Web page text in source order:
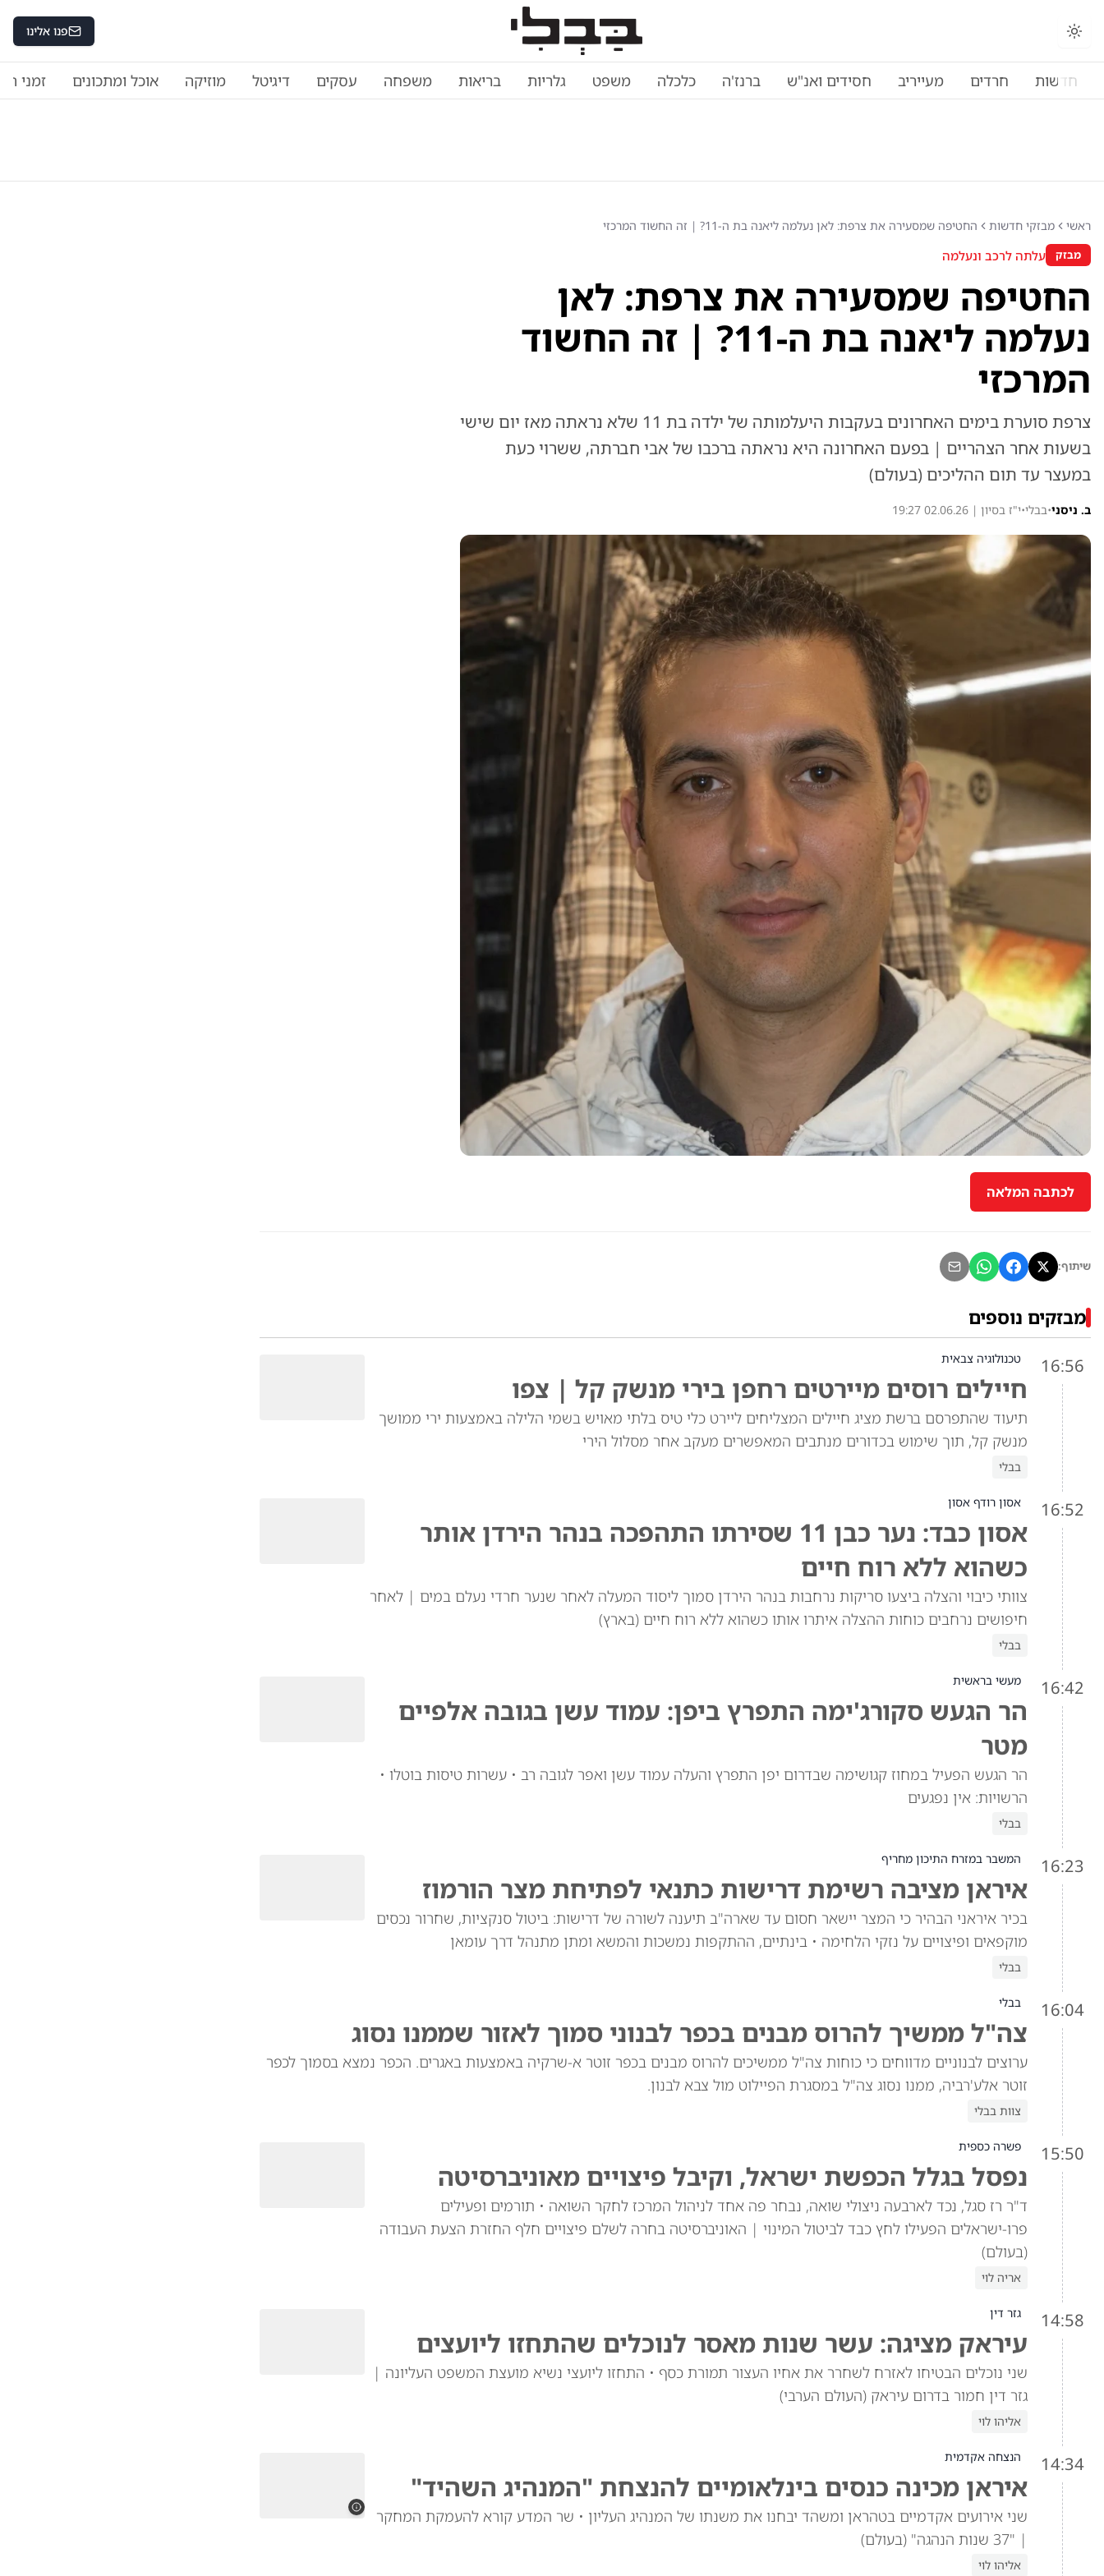
פנו אלינו
חדשות חרדים מעייריב חסידים ואנ"ש ברנז'ה כלכלה משפט גלריות בריאות משפחה עסקים דיגיטל מוזיקה אוכל ומתכונים זמני
ראשי מבזקי חדשות החטיפה שמסעירה את צרפת: לאן נעלמה ליאנה בת ה-11? | זה החשוד המרכזי
מבזק עלתה לרכב ונעלמה
החטיפה שמסעירה את צרפת: לאן
נעלמה ליאנה בת ה-11? | זה החשוד
המרכזי
צרפת סוערת בימים האחרונים בעקבות היעלמותה של ילדה בת 11 שלא נראתה מאז יום שישי
בשעות אחר הצהריים | בפעם האחרונה היא נראתה ברכבו של אבי חברתה, ששרוי כעת
במעצר עד תום ההליכים (בעולם)
ב. ניסני•בבלי•י"ז בסיון | 02.06.26 19:27
לכתבה המלאה
שיתוף:
מבזקים נוספים
16:56 טכנולוגיה צבאית
חיילים רוסים מיירטים רחפן בירי מנשק קל | צפו
תיעוד שהתפרסם ברשת מציג חיילים המצליחים ליירט כלי טיס בלתי מאויש בשמי הלילה באמצעות ירי ממושך
מנשק קל, תוך שימוש בכדורים מנתבים המאפשרים מעקב אחר מסלול הירי
בבלי
16:52 אסון רודף אסון
אסון כבד: נער כבן 11 שסירתו התהפכה בנהר הירדן אותר
כשהוא ללא רוח חיים
צוותי כיבוי והצלה ביצעו סריקות נרחבות בנהר הירדן סמוך ליסוד המעלה לאחר שנער חרדי נעלם במים | לאחר
חיפושים נרחבים כוחות ההצלה איתרו אותו כשהוא ללא רוח חיים (בארץ)
בבלי
16:42 מעשי בראשית
הר הגעש סקורג'ימה התפרץ ביפן: עמוד עשן בגובה אלפיים
מטר
הר הגעש הפעיל במחוז קגושימה שבדרום יפן התפרץ והעלה עמוד עשן ואפר לגובה רב • עשרות טיסות בוטלו •
הרשויות: אין נפגעים
בבלי
16:23 המשבר במזרח התיכון מחריף
איראן מציבה רשימת דרישות כתנאי לפתיחת מצר הורמוז
בכיר איראני הבהיר כי המצר יישאר חסום עד שארה"ב תיענה לשורה של דרישות: ביטול סנקציות, שחרור נכסים
מוקפאים ופיצויים על נזקי הלחימה • בינתיים, ההתקפות נמשכות והמשא ומתן מתנהל דרך עומאן
בבלי
16:04 בבלי
צה"ל ממשיך להרוס מבנים בכפר לבנוני סמוך לאזור שממנו נסוג
ערוצים לבנוניים מדווחים כי כוחות צה"ל ממשיכים להרוס מבנים בכפר זוטר א-שרקיה באמצעות באגרים. הכפר נמצא בסמוך לכפר
זוטר אלע'רביה, ממנו נסוג צה"ל במסגרת הפיילוט מול צבא לבנון.
צוות בבלי
15:50 פשרה כספית
נפסל בגלל הכפשת ישראל, וקיבל פיצויים מאוניברסיטה
ד"ר רז סגל, נכד לארבעה ניצולי שואה, נבחר פה אחד לניהול המרכז לחקר השואה • תורמים ופעילים
פרו-ישראלים הפעילו לחץ כבד לביטול המינוי | האוניברסיטה בחרה לשלם פיצויים חלף החזרת הצעת העבודה
(בעולם)
אריה לוי
14:58 גזר דין
עיראק מציגה: עשר שנות מאסר לנוכלים שהתחזו ליועצים
שני נוכלים הבטיחו לאזרח לשחרר את אחיו העצור תמורת כסף • התחזו ליועצי נשיא מועצת המשפט העליונה |
גזר דין חמור בדרום עיראק (העולם הערבי)
אליהו לוי
14:34 הנצחה אקדמית
איראן מכינה כנסים בינלאומיים להנצחת "המנהיג השהיד"
שני אירועים אקדמיים בטהראן ומשהד יבחנו את משנתו של המנהיג העליון • שר המדע קורא להעמקת המחקר
| "37 שנות הנהגה" (בעולם)
אליהו לוי